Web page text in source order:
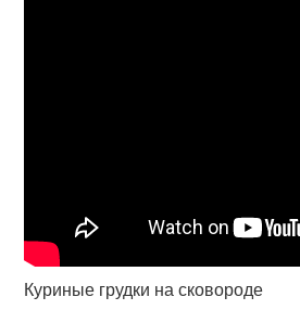
Куриные грудки на сковороде